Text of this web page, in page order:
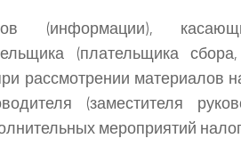
(информации),
(плательщика
рассмотрении материалов
(заместителя
мероприятий